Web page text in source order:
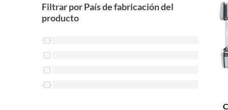
Filtrar por País de fabricación del
producto